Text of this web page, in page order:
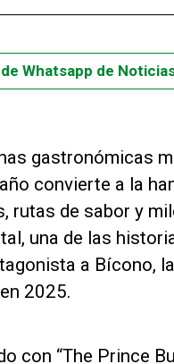
Whatsapp de
gastronómicas
convierte a la
rutas de sabor y
una de las
a Bícono,
2025.
con “The Prince